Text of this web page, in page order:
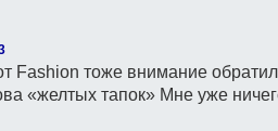
Fashion тоже внимание
«желтых тапок» Мне уже